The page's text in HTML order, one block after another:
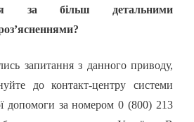
за більш детальними
запитання з данного приводу,
до контакт-центру системи
допомоги за номером 0 (800) 213